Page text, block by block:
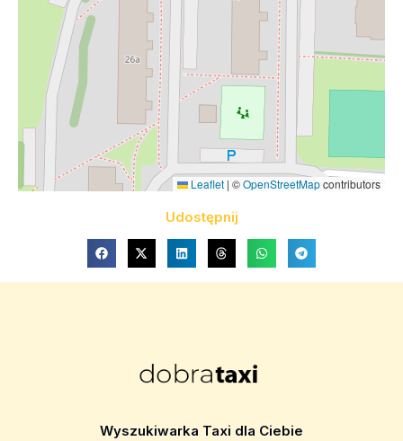
Leaflet | ©OpenStreetMapcontributors
Udostępnij
Wyszukiwarka Taxi dla Ciebie